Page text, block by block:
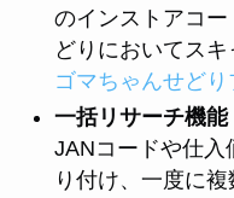
のインストアコ
どりにおいてス
ゴマちゃんせどり
一括リサーチ機能
JANコードや仕入
り付け、一度に